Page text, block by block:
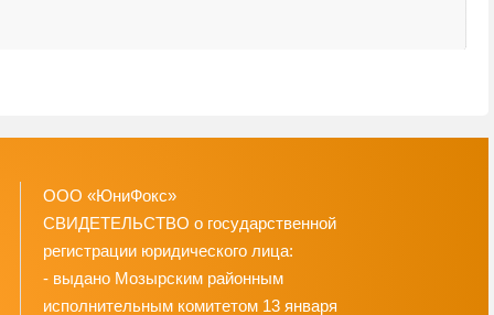
ООО «ЮниФокс»
СВИДЕТЕЛЬСТВО о государственной
регистрации юридического лица:
- выдано Мозырским районным
исполнительным комитетом 13 января